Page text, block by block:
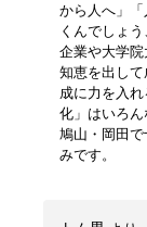
から人へ」
くんでしょ
企業や大学
知恵を出し
成に力を入
化」はいろん
鳩山・岡田
みです。